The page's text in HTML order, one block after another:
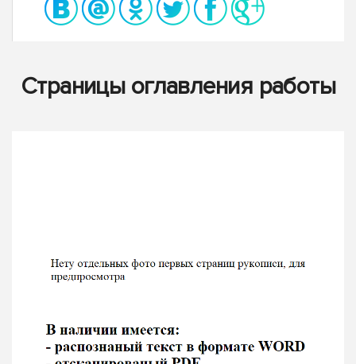
Страницы оглавления работы